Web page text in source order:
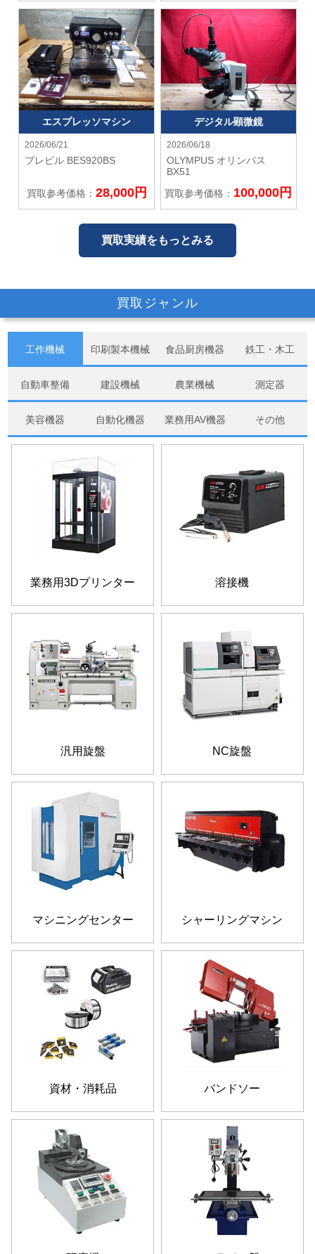
エスプレッソマシン
2026/06/21
ブレビル BES920BS
買取参考価格： 28,000円
デジタル顕微鏡
2026/06/18
OLYMPUS オリンパス
BX51
買取参考価格： 100,000円
買取実績をもっとみる
買取ジャンル
工作機械 印刷製本機械 食品厨房機器 鉄工・木工
自動車整備 建設機械 農業機械 測定器
美容機器 自動化機器 業務用AV機器 その他
業務用3Dプリンター 溶接機
汎用旋盤 NC旋盤
マシニングセンター シャーリングマシン
資材・消耗品 バンドソー